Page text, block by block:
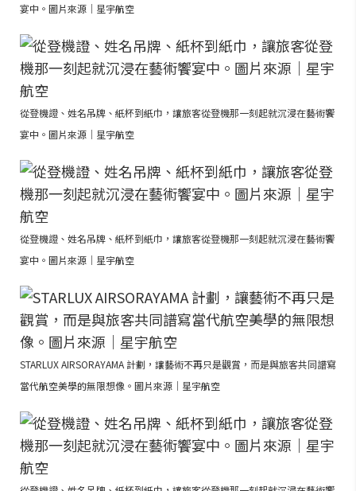
宴中。圖片來源｜星宇航空
從登機證、姓名吊牌、紙杯到紙巾，讓旅客從登機那一刻起就沉浸在藝術饗
宴中。圖片來源｜星宇航空
從登機證、姓名吊牌、紙杯到紙巾，讓旅客從登機那一刻起就沉浸在藝術饗
宴中。圖片來源｜星宇航空
STARLUX AIRSORAYAMA 計劃，讓藝術不再只是觀賞，而是與旅客共同譜寫
當代航空美學的無限想像。圖片來源｜星宇航空